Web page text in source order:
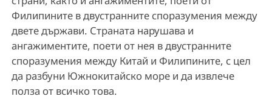
Филипините в двустранните споразумения между
двете държави. Страната нарушава и
ангажиментите, поети от нея в двустранните
споразумения между Китай и Филипините, с цел
да разбуни Южнокитайско море и да извлече
полза от всичко това.